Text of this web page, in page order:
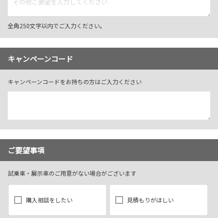
全角250文字以内でご入力ください。
キャンペーンコード
キャンペーンコードをお持ちの方はご入力ください
ご要望事項
試乗車・展示車のご用意がない場合がございます
購入相談をしたい 見積もりがほしい